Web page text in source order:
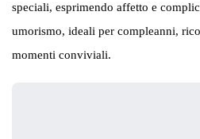
speciali, esprimendo affetto e
umorismo, ideali per compleanni,
momenti conviviali.